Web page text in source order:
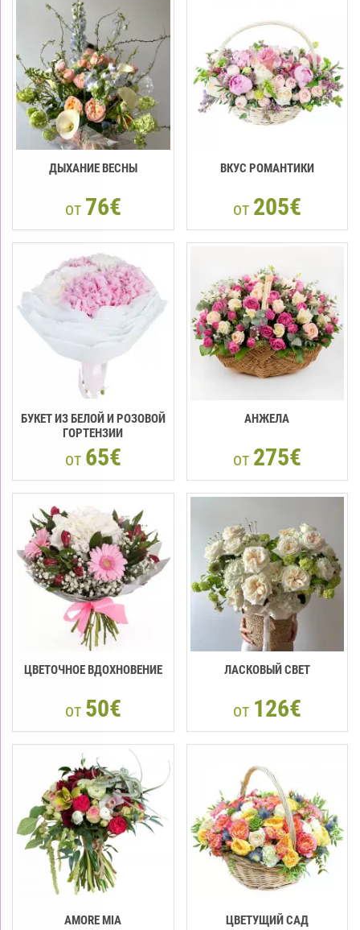
ДЫХАНИЕ ВЕСНЫ
от 76€
ВКУС РОМАНТИКИ
от 205€
БУКЕТ ИЗ БЕЛОЙ И РОЗОВОЙ
ГОРТЕНЗИИ
от 65€
АНЖЕЛА
от 275€
ЦВЕТОЧНОЕ ВДОХНОВЕНИЕ
от 50€
ЛАСКОВЫЙ СВЕТ
от 126€
AMORE MIA ЦВЕТУЩИЙ САД